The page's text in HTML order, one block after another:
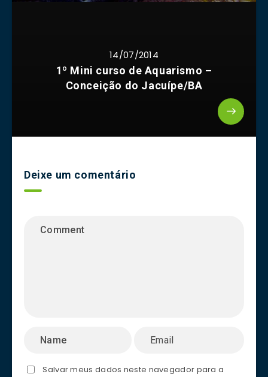
14/07/2014
1º Mini curso de Aquarismo –
Conceição do Jacuípe/BA
Deixe um comentário
Salvar meus dados neste navegador para a